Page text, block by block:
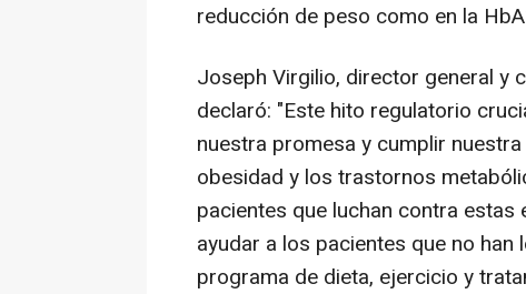
reducción de peso como en la
Joseph Virgilio, director general y
declaró: "Este hito regulatorio
nuestra promesa y cumplir
obesidad y los trastornos
pacientes que luchan contra
ayudar a los pacientes que no
programa de dieta, ejercicio y